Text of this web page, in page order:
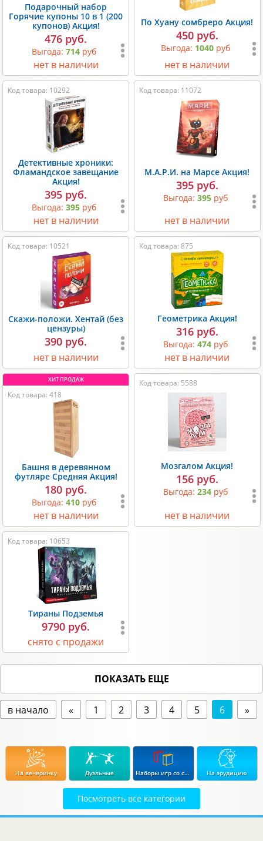
Подарочный набор
Горячие купоны 10 в 1 (200
купонов) Акция!
476 руб.
Выгода:714 руб
нет в наличии
По Хуану сомбреро Акция!
450 руб.
Выгода: 1040руб
нет в наличии
Код товара: 10292
Детективные хроники:
Фламандское завещание
Акция!
395 руб.
Выгода:395 руб
нет в наличии
Код товара: 11072
М.А.Р.И. на Марсе Акция!
395 руб.
Выгода: 395руб
нет в наличии
Код товара: 10521
Скажи-положи. Хентай (без
цензуры)
390 руб.
нет в наличии
Код товара: 875
Геометрика Акция!
316 руб.
Выгода: 474руб
нет в наличии
Код товара: 418
Башня в деревянном
футляре Средняя Акция!
180 руб.
Выгода:410 руб
нет в наличии
Код товара: 5588
Мозгалом Акция!
156 руб.
Выгода: 234руб
нет в наличии
Код товара: 10653
Тираны Подземья
9790 руб.
снято с продажи
ПОКАЗАТЬ ЕЩЕ
в начало « 1 2 3 4 5 6 »
Дуэльные Наборы игр со скидкой до 15% На эрудицию
Стратегические
На вечеринку
В дорогу
Посмотреть все категории